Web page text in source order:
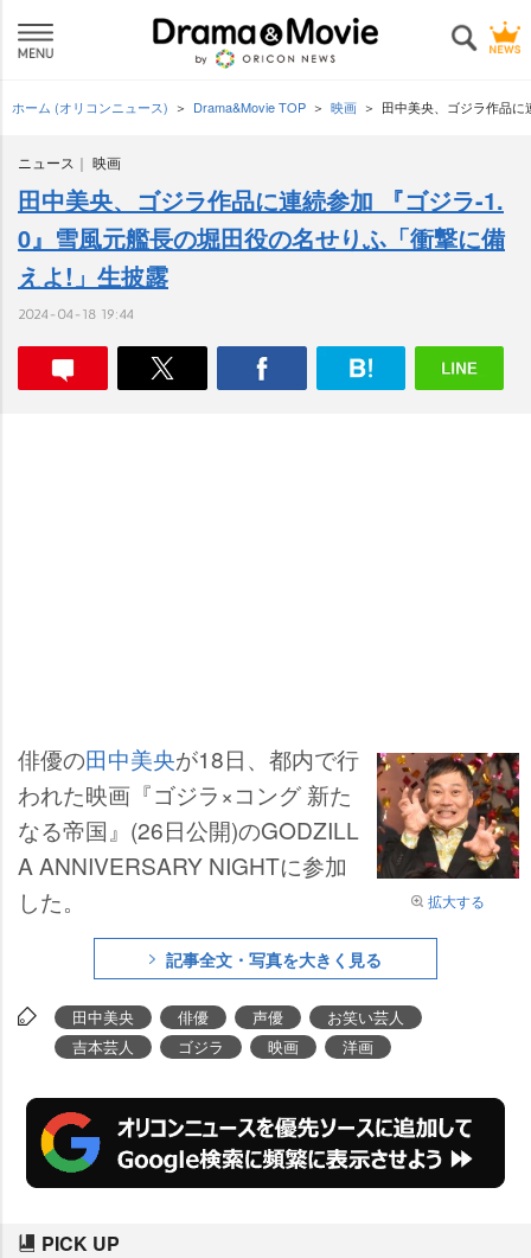
ホーム (オリコンニュース) Drama&Movie TOP 映画 田中美央、ゴジラ作品
ニュース 映画
田中美央、ゴジラ作品に連続参加 『ゴジラ-1.
0』雪風元艦長の堀田役の名せりふ「衝撃に備
えよ!」生披露
2024-04-18 19:44
拡大する
俳優の田中美央が18日、都内で行
われた映画『ゴジラ×コング 新た
なる帝国』(26日公開)のGODZILL
A ANNIVERSARY NIGHTに参加
した。
記事全文・写真を大きく見る
田中美央 俳優 声優
お笑い芸人
吉本芸人
ゴジラ 映画 洋画
PICK UP